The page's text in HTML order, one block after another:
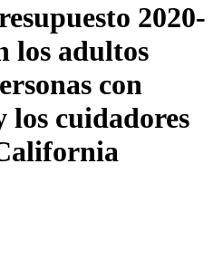
2020-
los adultos
con
los cuidadores